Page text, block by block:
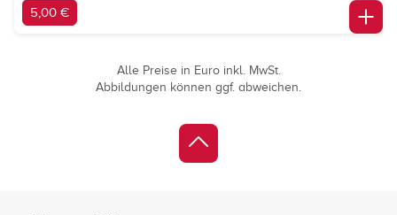
5,00 €
Alle Preise in Euro inkl. MwSt.
Abbildungen können ggf. abweichen.